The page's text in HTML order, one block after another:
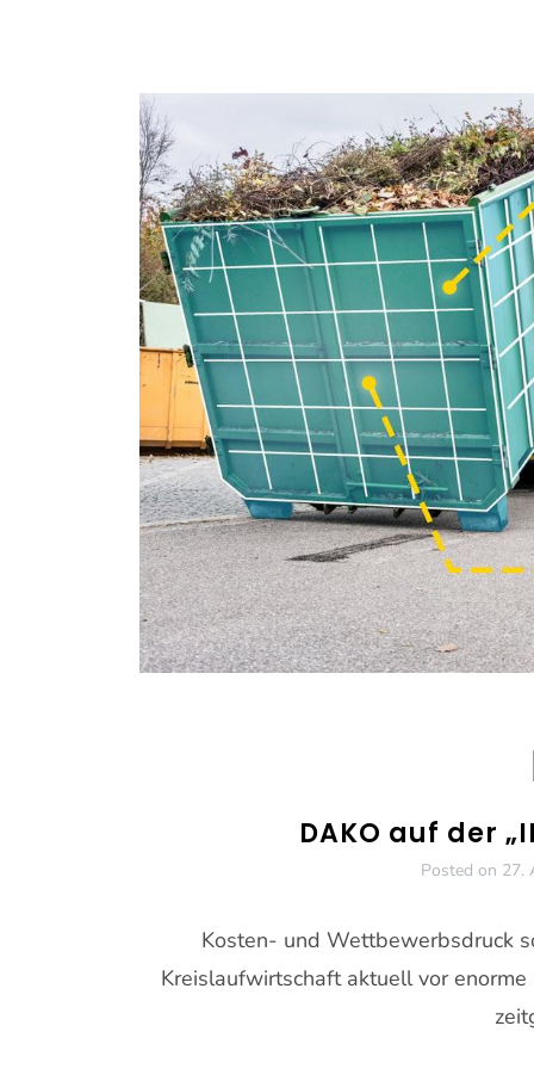
DAKO auf der
Posted on 27.
Kosten- und Wettbewerbsdruck
Kreislaufwirtschaft aktuell vor